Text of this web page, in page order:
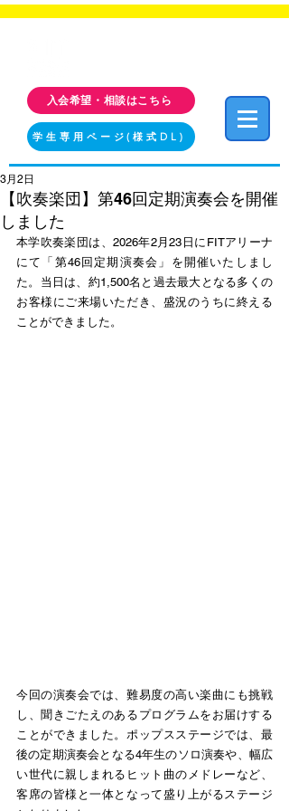
入会希望・相談はこちら
学生専用ページ(様式DL)
【吹奏楽団】第46回定期演奏会を開催
しました
3月2日
本学吹奏楽団は、2026年2月23日にFITアリーナ
にて「第46回定期演奏会」を開催いたしまし
た。当日は、約1,500名と過去最大となる多くの
お客様にご来場いただき、盛況のうちに終える
ことができました。
今回の演奏会では、難易度の高い楽曲にも挑戦
し、聞きごたえのあるプログラムをお届けする
ことができました。ポップスステージでは、最
後の定期演奏会となる4年生のソロ演奏や、幅広
い世代に親しまれるヒット曲のメドレーなど、
客席の皆様と一体となって盛り上がるステージ